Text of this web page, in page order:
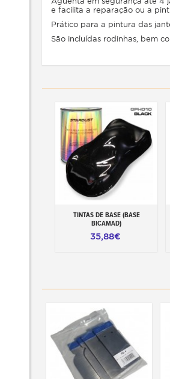
e facilita a reparação ou a
Prático para a pintura das
São incluídas rodinhas, bem
Adicionar ao carrinho
TINTAS DE BASE (BASE
BICAMAD)
35,88€